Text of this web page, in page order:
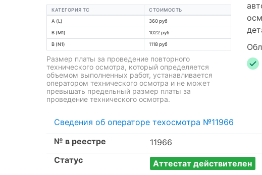
КАТЕГОРИЯ ТС
СТОИМОСТЬ
A (L)
360 руб
B (M1) 1022 руб
B (N1) 1118 руб
Размер платы за проведение повторного
технического осмотра, который определяется
объемом выполненных работ, устанавливается
оператором технического осмотра и не может
превышать предельный размер платы за
проведение технического осмотра.
Сведения об операторе техосмотра №11966
№ в реестре
11966
Статус
Аттестат действителен